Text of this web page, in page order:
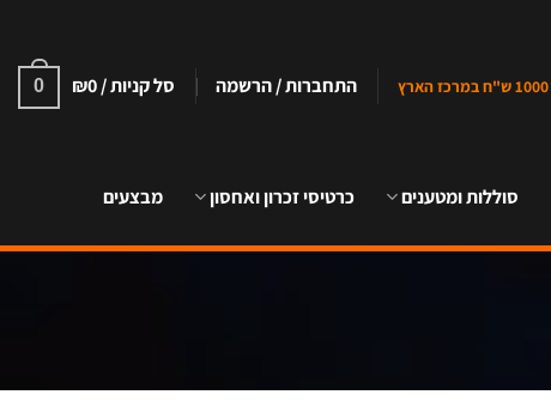
התחברות / הרשמה סל קניות / ₪0
0
סוללות ומטענים כרטיסי זכרון ואחסון מבצעים